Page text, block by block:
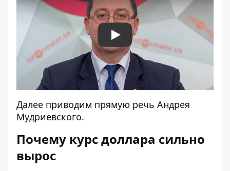
Play
Далее приводим прямую речь Андрея
Мудриевского.
Почему курс доллара сильно
вырос